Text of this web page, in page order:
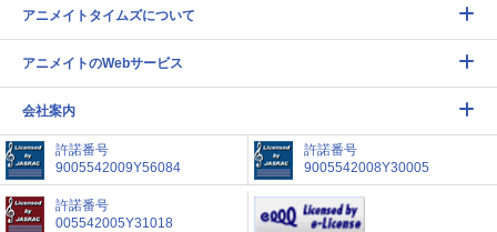
アニメイトタイムズについて
アニメイトのWebサービス
会社案内
許諾番号
9005542009Y56084
許諾番号
9005542008Y30005
許諾番号
005542005Y31018